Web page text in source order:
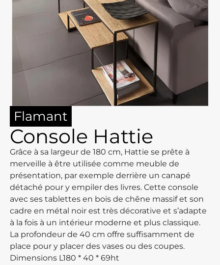
Flamant
Console Hattie
Grâce à sa largeur de 180 cm, Hattie se prête à
merveille à être utilisée comme meuble de
présentation, par exemple derrière un canapé
détaché pour y empiler des livres. Cette console
avec ses tablettes en bois de chêne massif et son
cadre en métal noir est très décorative et s’adapte
à la fois à un intérieur moderne et plus classique.
La profondeur de 40 cm offre suffisamment de
place pour y placer des vases ou des coupes.
Dimensions L180 * 40 * 69ht